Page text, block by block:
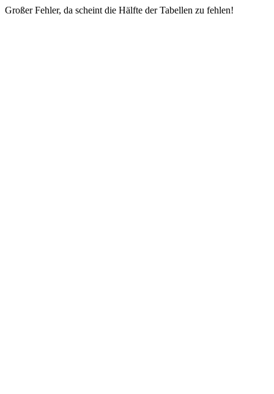
Großer Fehler, da scheint die Hälfte der Tabellen zu fehlen!